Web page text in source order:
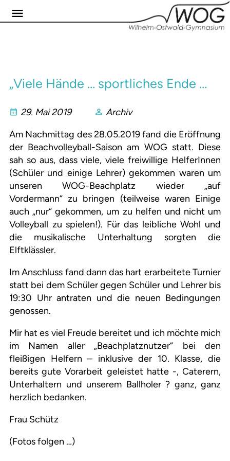
„Viele Hände … sportliches Ende …
29. Mai 2019
Archiv
Am Nachmittag des 28.05.2019 fand die Eröffnung
der Beachvolleyball-Saison am WOG statt. Diese
sah so aus, dass viele, viele freiwillige HelferInnen
(Schüler und einige Lehrer) gekommen waren um
unseren WOG-Beachplatz wieder „auf
Vordermann“ zu bringen (teilweise waren Einige
auch „nur“ gekommen, um zu helfen und nicht um
Volleyball zu spielen!). Für das leibliche Wohl und
die musikalische Unterhaltung sorgten die
Elftklässler.
Im Anschluss fand dann das hart erarbeitete Turnier
statt bei dem Schüler gegen Schüler und Lehrer bis
19:30 Uhr antraten und die neuen Bedingungen
genossen.
Mir hat es viel Freude bereitet und ich möchte mich
im Namen aller „Beachplatznutzer“ bei den
fleißigen Helfern – inklusive der 10. Klasse, die
bereits gute Vorarbeit geleistet hatte -, Caterern,
Unterhaltern und unserem Ballholer ? ganz, ganz
herzlich bedanken.
Frau Schütz
(Fotos folgen …)